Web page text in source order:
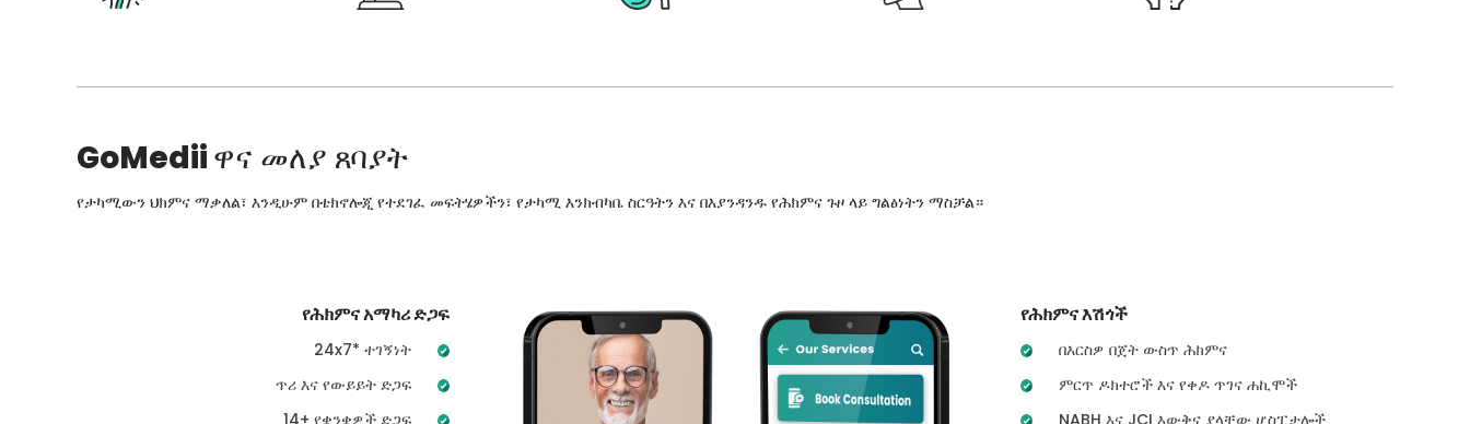
GoMediiዋና መለያ ጸባያት
የታካሚውን ህክምና ማቃለል፣ እንዲሁም በቴክኖሎጂ የተደገፈ መፍትሄዎችን፣ የታካሚ እንክብካቤ ስርዓትን እና በእያንዳንዱ የሕክምና ጉዞ ላይ ግልፅነትን ማስቻል።
የሕክምና አማካሪ ድጋፍ
24x7* ተገኝነት
ጥሪ እና የውይይት ድጋፍ
14+ የቋንቋዎች ድጋፍ
የሕክምና እሽጎች
በእርስዎ በጀት ውስጥ ሕክምና
ምርጥ ዶክተሮች እና የቀዶ ጥገና ሐኪሞች
NABH እና JCI እውቅና ያላቸው ሆስፒታሎች